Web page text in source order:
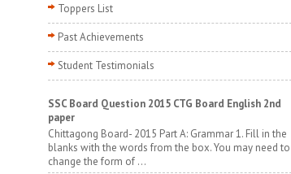
Toppers List
Past Achievements
Student Testimonials
SSC Board Question 2015 CTG Board English 2nd
paper
Chittagong Board- 2015 Part A: Grammar 1. Fill in the
blanks with the words from the box. You may need to
change the form of ...